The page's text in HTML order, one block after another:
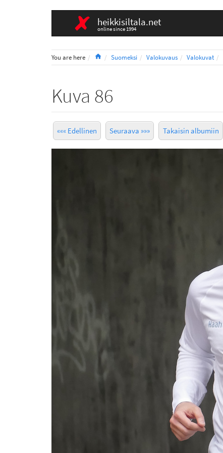
heikkisiltala.net
online since 1994
You are here HomeSuomeksi Valokuvaus Valokuvat
Kuva 86
««« Edellinen Seuraava »»» Takaisin albumiin